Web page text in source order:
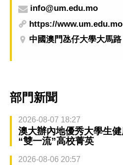
info@um.edu.mo
https://www.um.edu.mo
中國澳門氹仔大學大馬路
部門新聞
2026-08-07 18:27
澳大辦內地優秀大學生
“雙一流”高校菁英
2026-08-06 20:57